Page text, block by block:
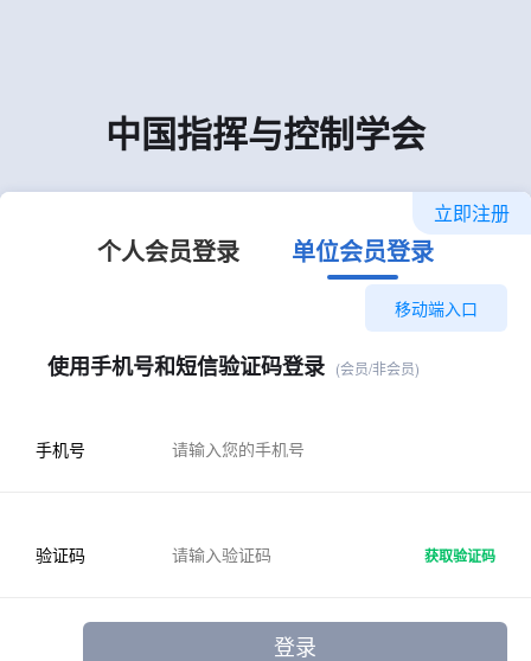
中国指挥与控制学会
立即注册
个人会员登录 单位会员登录
移动端入口
使用手机号和短信验证码登录 (会员/非会员)
手机号
验证码 获取验证码